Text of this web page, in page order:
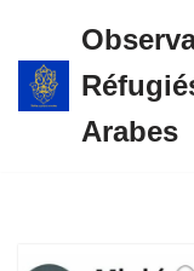
Aller
au
Arabes